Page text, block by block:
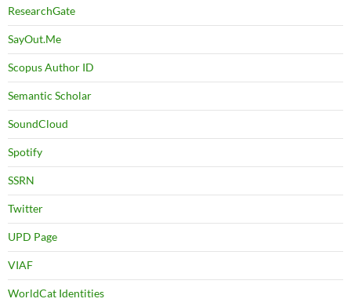
ResearchGate
SayOut.Me
Scopus Author ID
Semantic Scholar
SoundCloud
Spotify
SSRN
Twitter
UPD Page
VIAF
WorldCat Identities